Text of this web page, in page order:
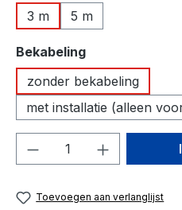
3 m
5 m
Selecteer
Bekabeling
zonder bekabeling
met installatie (alleen
Toevoegen aan verlanglijst